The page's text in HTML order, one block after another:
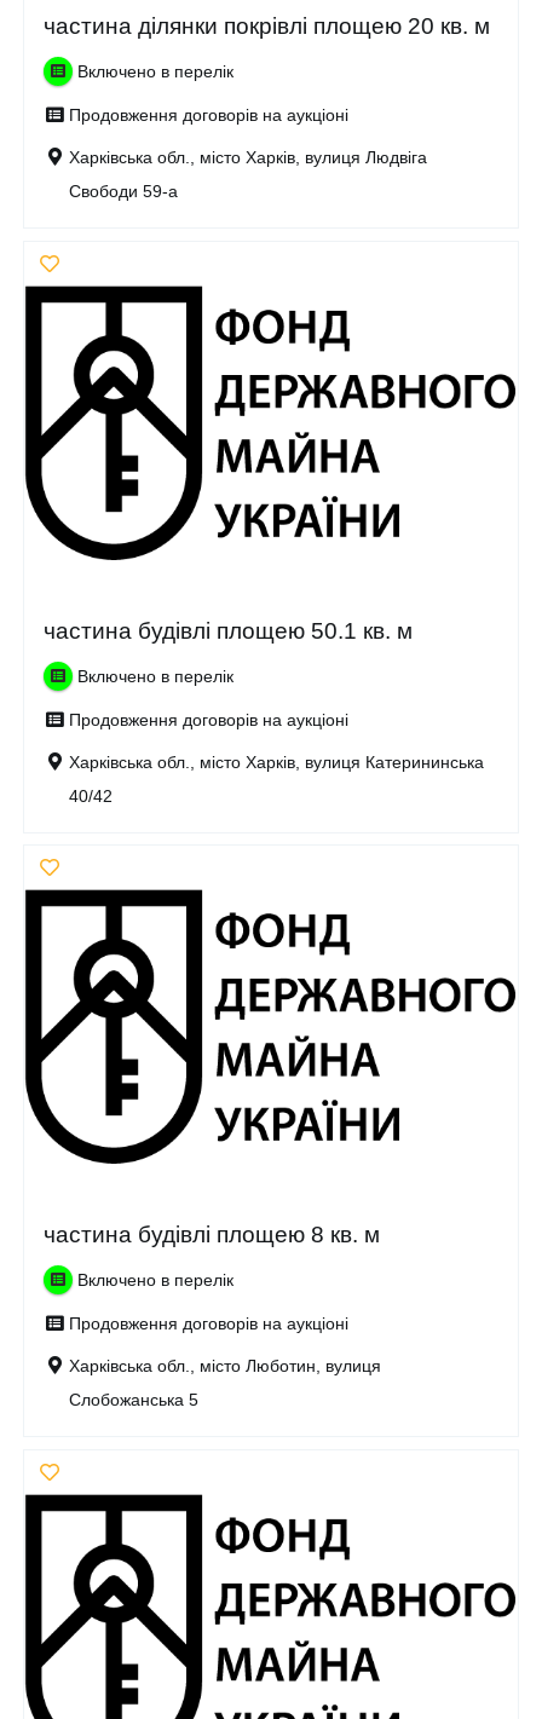
частина ділянки покрівлі площею 20 кв. м
Включено в перелік
Продовження договорів на аукціоні
Харківська обл., місто Харків, вулиця Людвіга
Свободи 59-а
частина будівлі площею 50.1 кв. м
Включено в перелік
Продовження договорів на аукціоні
Харківська обл., місто Харків, вулиця Катерининська
40/42
частина будівлі площею 8 кв. м
Включено в перелік
Продовження договорів на аукціоні
Харківська обл., місто Люботин, вулиця
Слобожанська 5